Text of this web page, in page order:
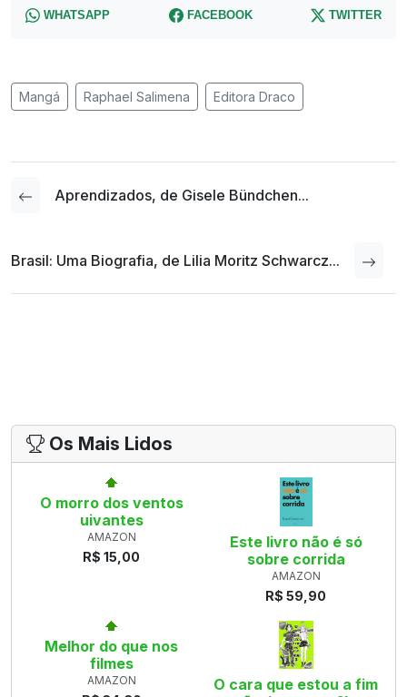
WHATSAPP FACEBOOK TWITTER
Mangá Raphael Salimena Editora Draco
Aprendizados, de Gisele Bündchen...
Brasil: Uma Biografia, de Lilia Moritz Schwarcz...
Os Mais Lidos
O morro dos ventos
uivantes
AMAZON
R$ 15,00
Este livro não é só
sobre corrida
AMAZON
R$ 59,90
Melhor do que nos
filmes
AMAZON
O cara que estou a fim